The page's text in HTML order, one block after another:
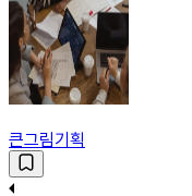
큰그림기획